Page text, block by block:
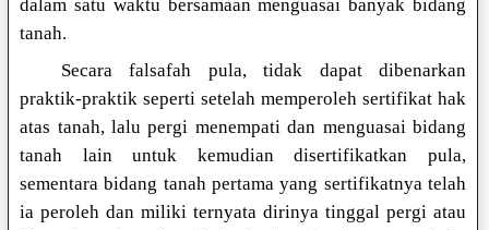
dalam satu waktu bersamaan menguasai banyak bidang
tanah.
Secara falsafah pula, tidak dapat dibenarkan
praktik-praktik seperti setelah memperoleh sertifikat hak
atas tanah, lalu pergi menempati dan menguasai bidang
tanah lain untuk kemudian disertifikatkan pula,
sementara bidang tanah pertama yang sertifikatnya telah
ia peroleh dan miliki ternyata dirinya tinggal pergi atau